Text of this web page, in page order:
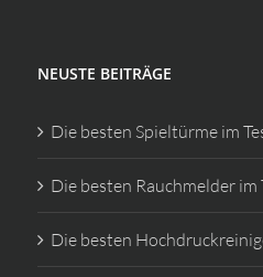
NEUSTE BEITRÄGE
Die besten Spieltürme im
Die besten Rauchmelder im
Die besten